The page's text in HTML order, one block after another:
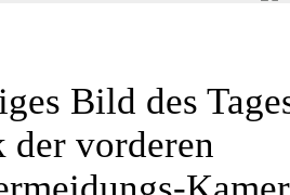
Bild des
vorderen